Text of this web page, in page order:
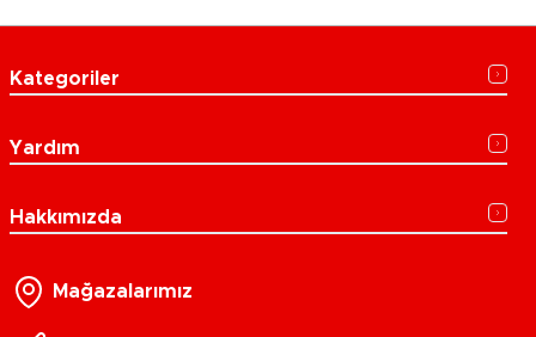
Kategoriler
Yardım
Hakkımızda
Mağazalarımız